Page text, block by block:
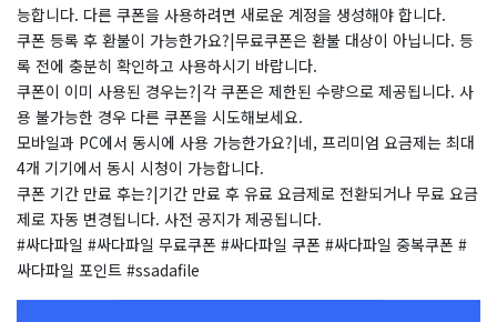
능합니다. 다른 쿠폰을 사용하려면 새로운 계정을 생성해야 합니다.
쿠폰 등록 후 환불이 가능한가요?|무료쿠폰은 환불 대상이 아닙니다. 등
록 전에 충분히 확인하고 사용하시기 바랍니다.
쿠폰이 이미 사용된 경우는?|각 쿠폰은 제한된 수량으로 제공됩니다. 사
용 불가능한 경우 다른 쿠폰을 시도해보세요.
모바일과 PC에서 동시에 사용 가능한가요?|네, 프리미엄 요금제는 최대
4개 기기에서 동시 시청이 가능합니다.
쿠폰 기간 만료 후는?|기간 만료 후 유료 요금제로 전환되거나 무료 요금
제로 자동 변경됩니다. 사전 공지가 제공됩니다.
#싸다파일 #싸다파일 무료쿠폰 #싸다파일 쿠폰 #싸다파일 중복쿠폰 #
싸다파일 포인트 #ssadafile